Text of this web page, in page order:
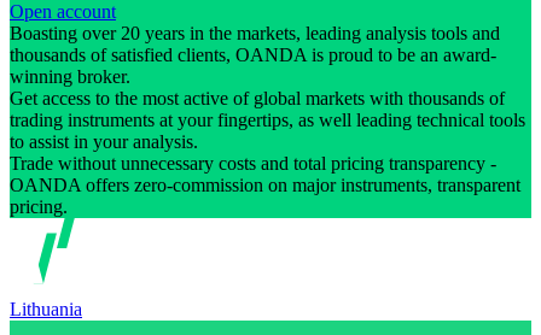
Open account
Boasting over 20 years in the markets, leading analysis tools and
thousands of satisfied clients, OANDA is proud to be an award-
winning broker.
Get access to the most active of global markets with thousands of
trading instruments at your fingertips, as well leading technical tools
to assist in your analysis.
Trade without unnecessary costs and total pricing transparency -
OANDA offers zero-commission on major instruments, transparent
pricing.
Lithuania